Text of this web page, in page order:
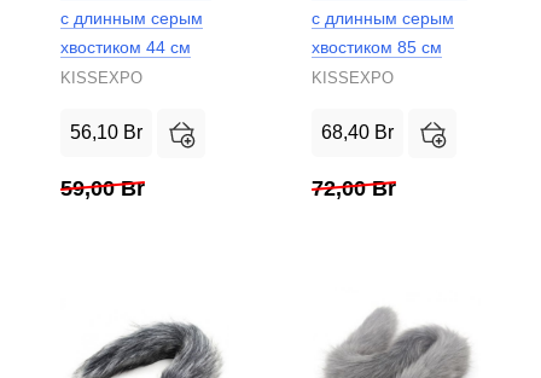
с длинным серым
хвостиком 44 см
KISSEXPO
56,10 Br
59,00Br
с длинным серым
хвостиком 85 см
KISSEXPO
68,40 Br
72,00Br